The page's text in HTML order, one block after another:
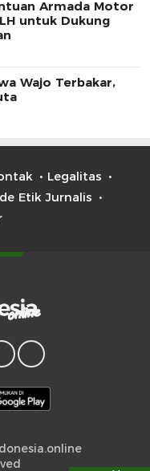
Armada Motor
untuk Dukung
Wajo Terbakar,
Legalitas
Etik Jurnalis